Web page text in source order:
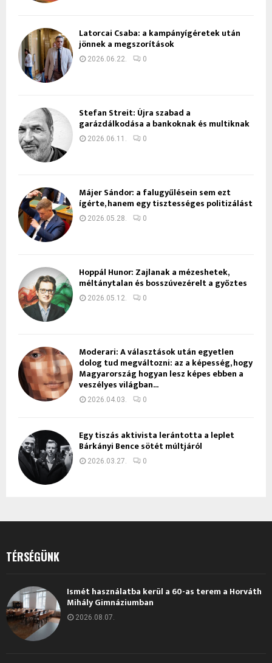
Latorcai Csaba: a kampányígéretek után
jönnek a megszorítások
2026.06.22. 0
Stefan Streit: Újra szabad a
garázdálkodása a bankoknak és multiknak
2026.06.11. 0
Májer Sándor: a falugyűlésein sem ezt
ígérte, hanem egy tisztességes politizálást
2026.05.28. 0
Hoppál Hunor: Zajlanak a mézeshetek,
méltánytalan és bosszúvezérelt a győztes
2026.05.12. 0
Moderari: A választások után egyetlen
dolog tud megváltozni: az a képesség, hogy
Magyarország hogyan lesz képes ebben a
veszélyes világban...
2026.04.03. 0
Egy tiszás aktivista lerántotta a leplet
Bárkányi Bence sötét múltjáról
2026.03.27. 0
TÉRSÉGÜNK
Ismét használatba kerül a 60-as terem a Horváth
Mihály Gimnáziumban
2026.08.07.